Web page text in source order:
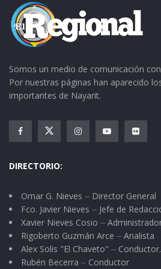
Somos un medio de comunicación
Por nuestras páginas han aparecido
importantes de Nayarit.
DIRECTORIO:
Omar G. Nieves ⏤ Director General
Fco. Javier Nieves ⏤ Jefe de
Xavier Nieves Cosio ⏤
Rigoberto Guzmán Arce ⏤ Analista
Alex Solis "El Chaveto" ⏤ Conductor.
Rubén Becerra ⏤ Conductor